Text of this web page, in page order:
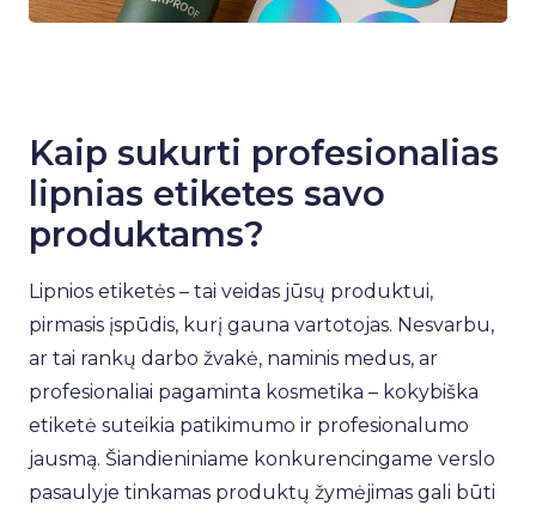
Kaip sukurti profesionalias
lipnias etiketes savo
produktams?
Lipnios etiketės – tai veidas jūsų produktui,
pirmasis įspūdis, kurį gauna vartotojas. Nesvarbu,
ar tai rankų darbo žvakė, naminis medus, ar
profesionaliai pagaminta kosmetika – kokybiška
etiketė suteikia patikimumo ir profesionalumo
jausmą. Šiandieniniame konkurencingame verslo
pasaulyje tinkamas produktų žymėjimas gali būti